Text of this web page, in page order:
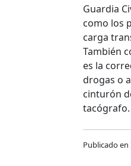
Guardia
como los
carga
También
es la
drogas o
cinturón
tacógrafo.
Publicado en